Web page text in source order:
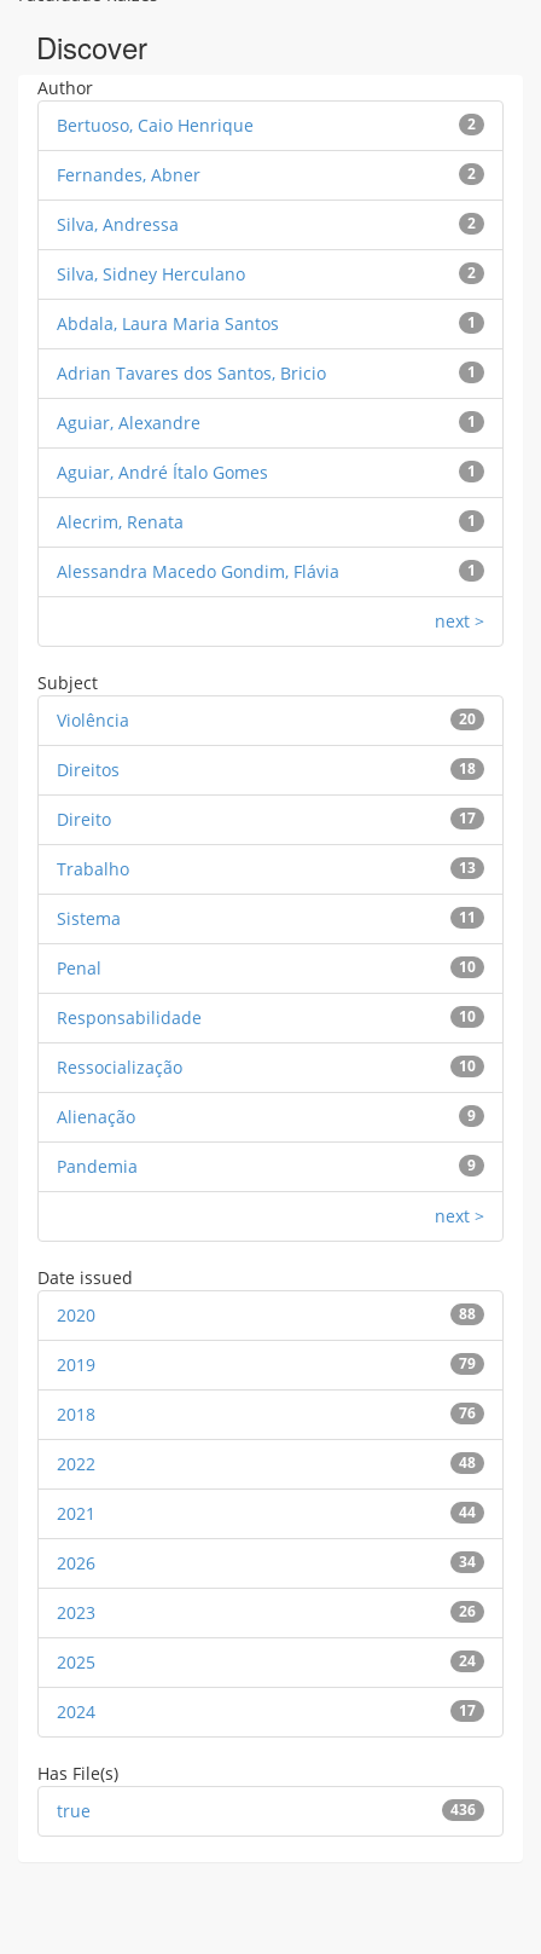
Discover
Author
2
Bertuoso, Caio Henrique
2
Fernandes, Abner
2
Silva, Andressa
2
Silva, Sidney Herculano
1
Abdala, Laura Maria Santos
1
Adrian Tavares dos Santos, Bricio
1
Aguiar, Alexandre
1
Aguiar, André Ítalo Gomes
1
Alecrim, Renata
1
Alessandra Macedo Gondim, Flávia
next >
Subject
20
Violência
18
Direitos
17
Direito
13
Trabalho
11
Sistema
10
Penal
10
Responsabilidade
10
Ressocialização
9
Alienação
9
Pandemia
next >
Date issued
88
2020
79
2019
76
2018
48
2022
44
2021
34
2026
26
2023
24
2025
17
2024
Has File(s)
436
true